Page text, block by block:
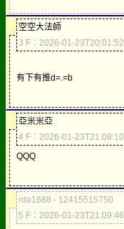
空空大法師
3 F：2026-01-23T20:01:52
有下有推d=.=b
亞米米亞
4 F：2026-01-23T21:08:10
QQQ
rda1688 - 12415515750
5 F：2026-01-23T21:09:46